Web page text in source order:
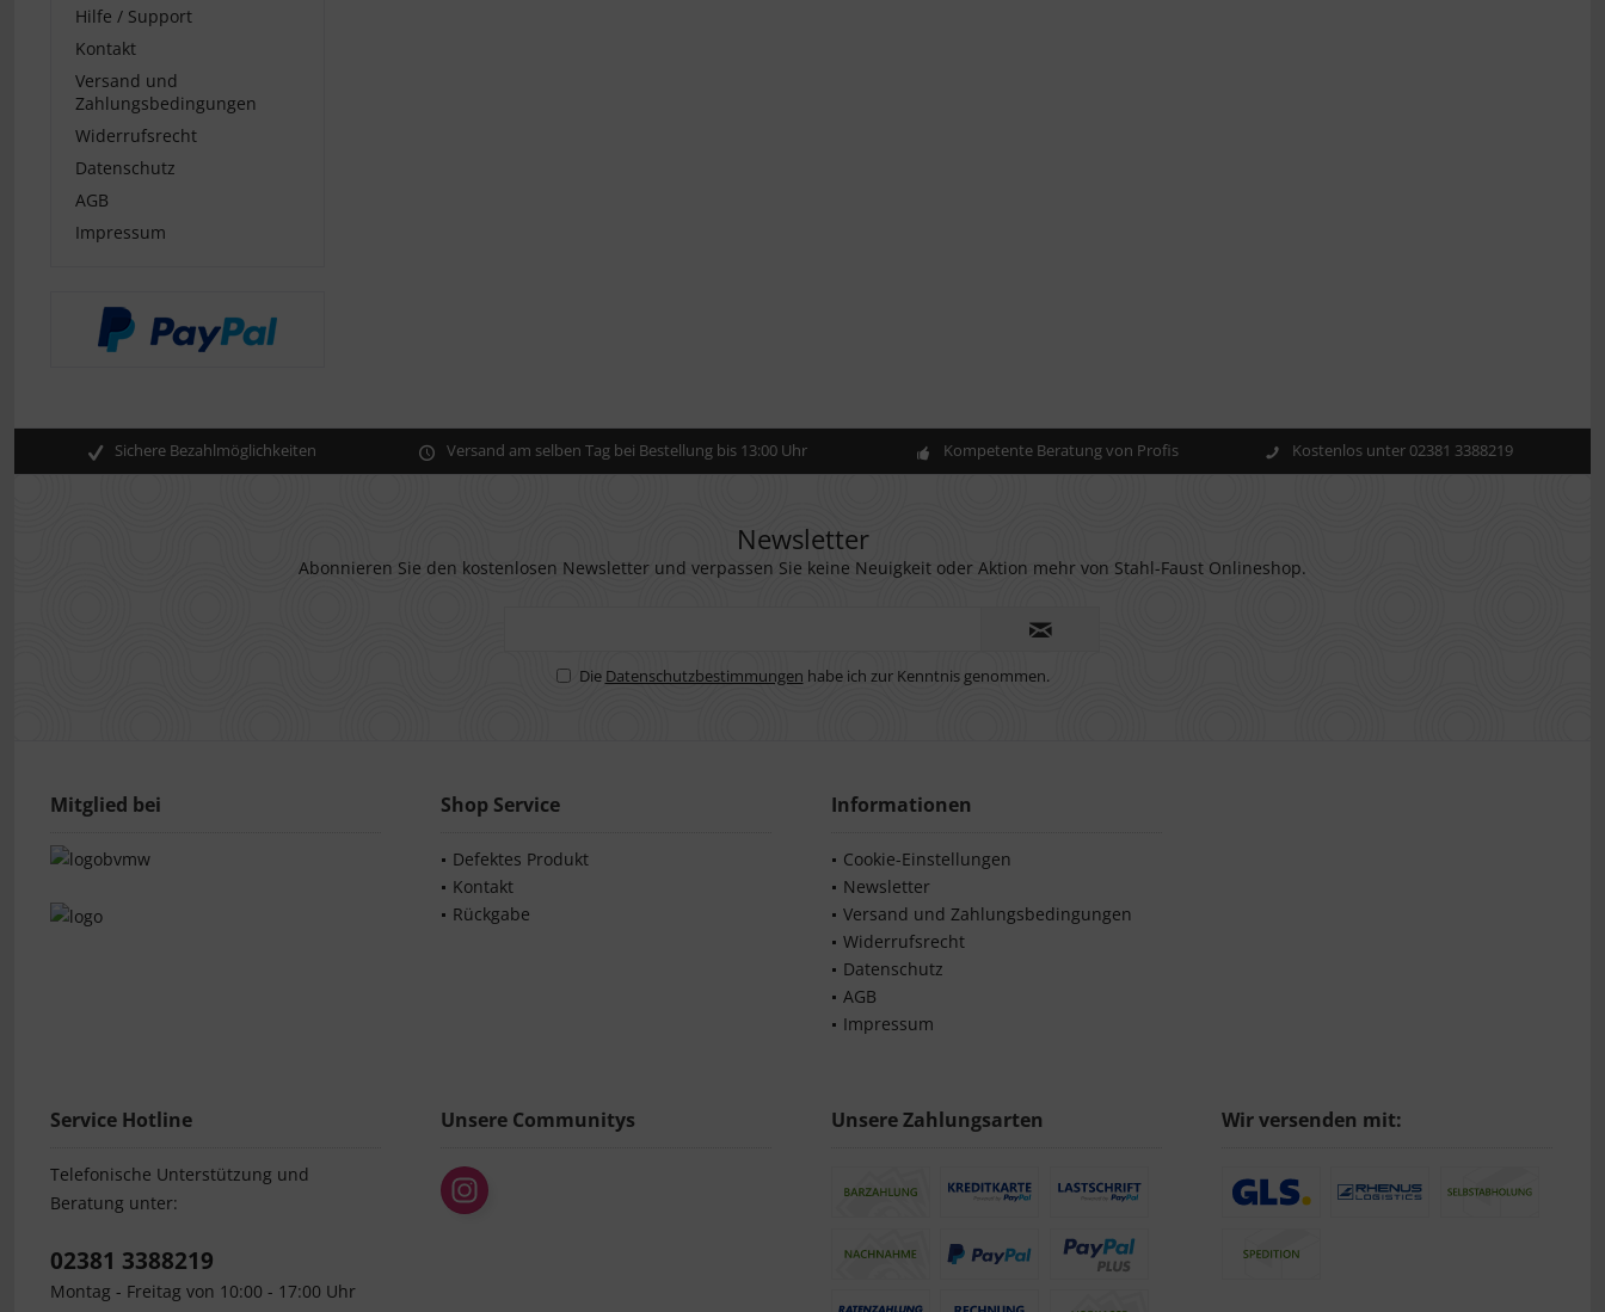
Hilfe / Support
Kontakt
Versand und
Zahlungsbedingungen
Widerrufsrecht
Datenschutz
AGB
Impressum
Sichere Bezahlmöglichkeiten Versand am selben Tag bei Bestellung bis 13:00 Uhr Kompetente Beratung von Profis Kostenlos unter 02381 3388219
Newsletter
Abonnieren Sie den kostenlosen Newsletter und verpassen Sie keine Neuigkeit oder Aktion mehr von Stahl-Faust Onlineshop.
Die Datenschutzbestimmungen habe ich zur Kenntnis genommen.
Mitglied bei Shop Service
Defektes Produkt
Kontakt
Rückgabe
Informationen
Cookie-Einstellungen
Newsletter
Versand und Zahlungsbedingungen
Widerrufsrecht
Datenschutz
AGB
Impressum
Service Hotline
Telefonische Unterstützung und
Beratung unter:
02381 3388219
Montag - Freitag von 10:00 - 17:00 Uhr
Unsere Communitys Unsere Zahlungsarten Wir versenden mit: